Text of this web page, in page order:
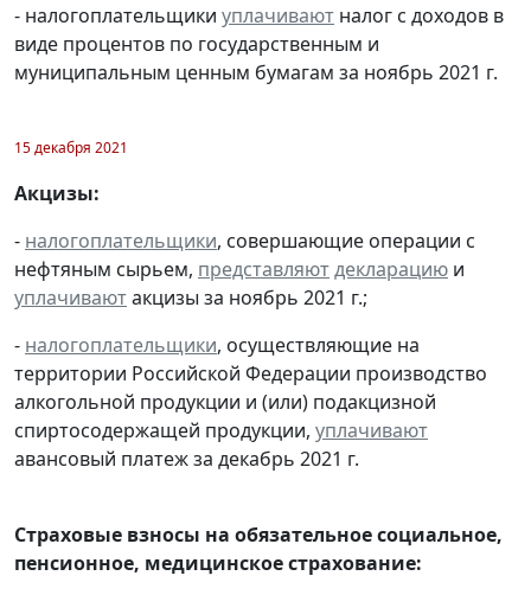
- налогоплательщики уплачивают налог с доходов в
виде процентов по государственным и
муниципальным ценным бумагам за ноябрь 2021 г.
15 декабря 2021
Акцизы:
- налогоплательщики, совершающие операции с
нефтяным сырьем, представляютдекларацию и
уплачиваютакцизы за ноябрь 2021 г.;
- налогоплательщики, осуществляющие на
территории Российской Федерации производство
алкогольной продукции и (или) подакцизной
спиртосодержащей продукции, уплачивают
авансовый платеж за декабрь 2021 г.
Страховые взносы на обязательное социальное,
пенсионное, медицинское страхование: